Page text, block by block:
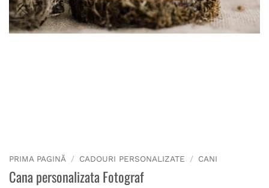
PRIMA PAGINĂ / CADOURI PERSONALIZATE / CANI
Cana personalizata Fotograf